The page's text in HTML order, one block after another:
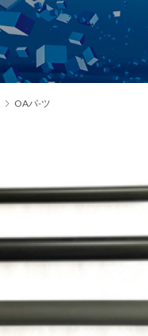
OAパ-ツ